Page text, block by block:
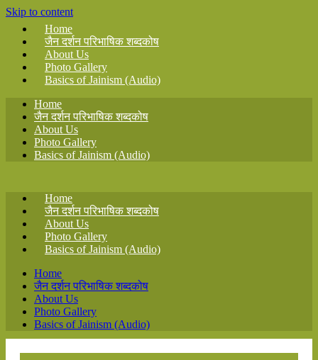
Skip to content
Home
जैन दर्शन परिभाषिक शब्दकोष
About Us
Photo Gallery
Basics of Jainism (Audio)
Home
जैन दर्शन परिभाषिक शब्दकोष
About Us
Photo Gallery
Basics of Jainism (Audio)
Home
जैन दर्शन परिभाषिक शब्दकोष
About Us
Photo Gallery
Basics of Jainism (Audio)
Home
जैन दर्शन परिभाषिक शब्दकोष
About Us
Photo Gallery
Basics of Jainism (Audio)